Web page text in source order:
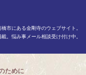
市にある金剛寺のウェブサイト。
。悩み事メール相談受け付け中。
ために